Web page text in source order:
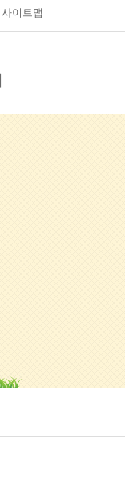
사이트맵